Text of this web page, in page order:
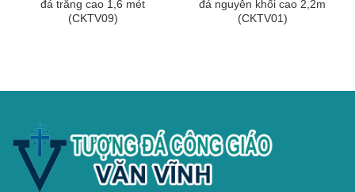
đá trắng cao 1,6 mét
(CKTV09)
đá nguyên khối cao 2,2m
(CKTV01)